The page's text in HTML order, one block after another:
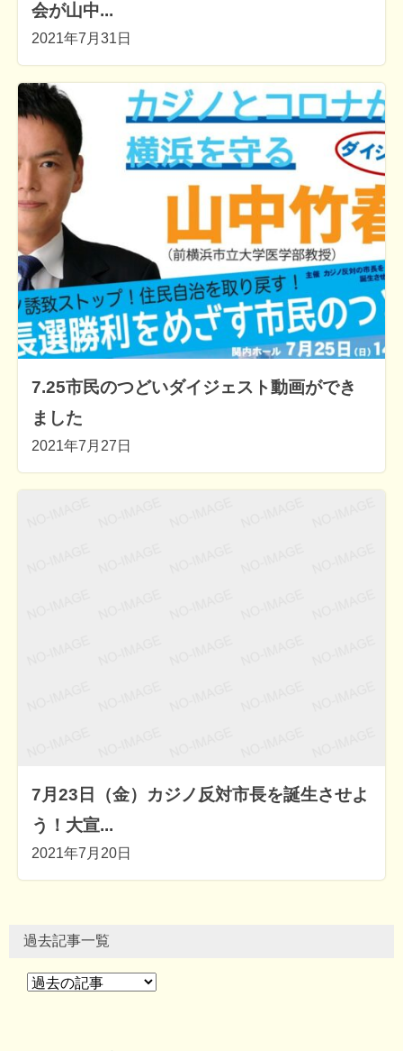
会が山中...
2021年7月31日
7.25市民のつどいダイジェスト動画ができ
ました
2021年7月27日
7月23日（金）カジノ反対市長を誕生させよ
う！大宣...
2021年7月20日
過去記事一覧